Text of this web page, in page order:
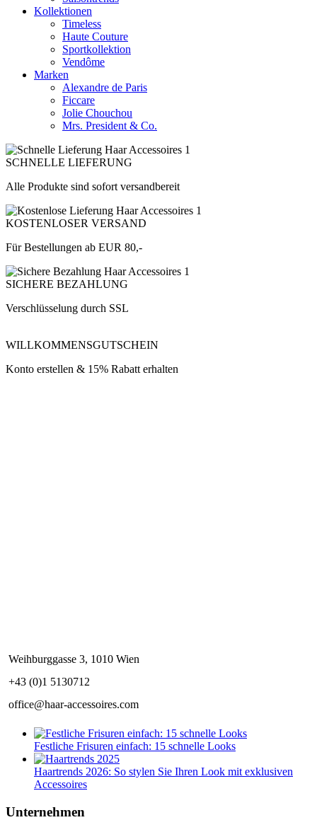
Kollektionen
Timeless
Haute Couture
Sportkollektion
Vendôme
Marken
Alexandre de Paris
Ficcare
Jolie Chouchou
Mrs. President & Co.
SCHNELLE LIEFERUNG
Alle Produkte sind sofort versandbereit
KOSTENLOSER VERSAND
Für Bestellungen ab EUR 80,-
SICHERE BEZAHLUNG
Verschlüsselung durch SSL
WILLKOMMENSGUTSCHEIN
Konto erstellen & 15% Rabatt erhalten
Weihburggasse 3, 1010 Wien
+43 (0)1 5130712
office@haar-accessoires.com
Festliche Frisuren einfach: 15 schnelle Looks
Haartrends 2026: So stylen Sie Ihren Look mit exklusiven
Accessoires
Unternehmen